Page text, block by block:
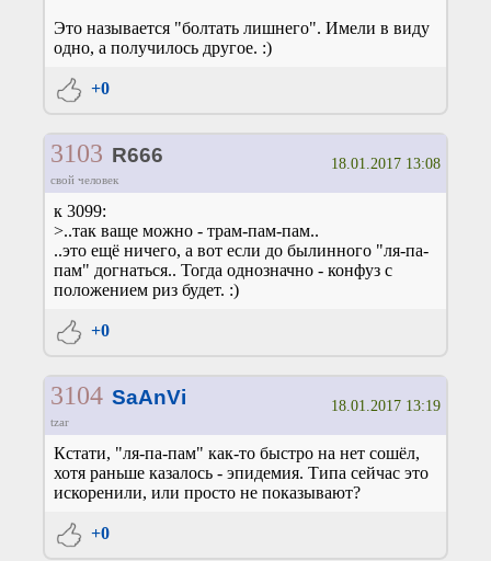
Это называется "болтать лишнего". Имели в виду
одно, а получилось другое. :)
+0
3103 R666
свой человек
18.01.2017 13:08
к 3099:
>..так ваще можно - трам-пам-пам..
..это ещё ничего, а вот если до былинного "ля-па-
пам" догнаться.. Тогда однозначно - конфуз с
положением риз будет. :)
+0
3104 SaAnVi
tzar
18.01.2017 13:19
Кстати, "ля-па-пам" как-то быстро на нет сошёл,
хотя раньше казалось - эпидемия. Типа сейчас это
искоренили, или просто не показывают?
+0